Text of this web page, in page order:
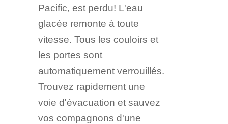
Pacific, est perdu! L'eau
glacée remonte à toute
vitesse. Tous les couloirs et
les portes sont
automatiquement verrouillés.
Trouvez rapidement une
voie d'évacuation et sauvez
vos compagnons d'une